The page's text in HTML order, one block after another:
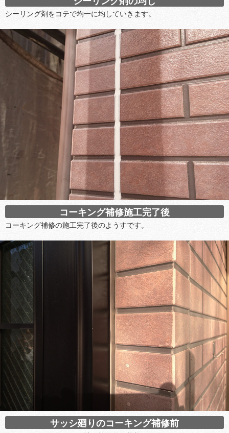
シーリング剤をコテで均一に均していきます。
コーキング補修施工完了後
コーキング補修の施工完了後のようすです。
サッシ廻りのコーキング補修前